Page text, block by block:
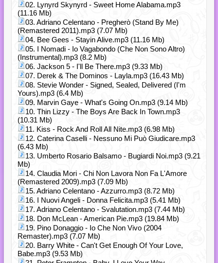
02. Lynyrd Skynyrd - Sweet Home Alabama.mp3
(11.16 Mb)
03. Adriano Celentano - Pregherò (Stand By Me)
(Remastered 2011).mp3 (7.07 Mb)
04. Bee Gees - Stayin Alive.mp3 (11.16 Mb)
05. I Nomadi - Io Vagabondo (Che Non Sono Altro)
(Instrumental).mp3 (8.2 Mb)
06. Jackson 5 - I'll Be There.mp3 (9.33 Mb)
07. Derek & The Dominos - Layla.mp3 (16.43 Mb)
08. Stevie Wonder - Signed, Sealed, Delivered (I'm
Yours).mp3 (6.4 Mb)
09. Marvin Gaye - What's Going On.mp3 (9.14 Mb)
10. Thin Lizzy - The Boys Are Back In Town.mp3
(10.31 Mb)
11. Kiss - Rock And Roll All Nite.mp3 (6.98 Mb)
12. Caterina Caselli - Nessuno Mi Può Giudicare.mp3
(6.43 Mb)
13. Umberto Rosario Balsamo - Bugiardi Noi.mp3 (9.21
Mb)
14. Claudia Mori - Chi Non Lavora Non Fa L'Amore
(Remastered 2009).mp3 (7.09 Mb)
15. Adriano Celentano - Azzurro.mp3 (8.72 Mb)
16. I Nuovi Angeli - Donna Felicita.mp3 (5.41 Mb)
17. Adriano Celentano - Svalutation.mp3 (7.44 Mb)
18. Don McLean - American Pie.mp3 (19.84 Mb)
19. Pino Donaggio - Io Che Non Vivo (2004
Remaster).mp3 (7.07 Mb)
20. Barry White - Can't Get Enough Of Your Love,
Babe.mp3 (9.53 Mb)